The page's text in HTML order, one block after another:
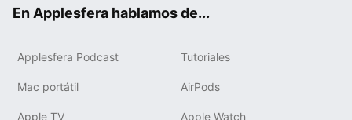
En Applesfera hablamos de...
Applesfera Podcast Tutoriales
Mac portátil AirPods
Apple TV Apple Watch